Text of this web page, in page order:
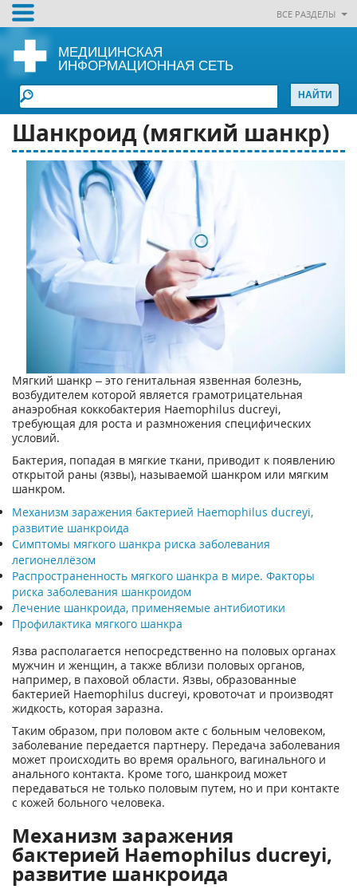
ВСЕ РАЗДЕЛЫ
МЕДИЦИНСКАЯ
ИНФОРМАЦИОННАЯ СЕТЬ
Шанкроид (мягкий шанкр)
Мягкий шанкр – это генитальная язвенная болезнь,
возбудителем которой является грамотрицательная
анаэробная коккобактерия Haemophilus ducreyi,
требующая для роста и размножения специфических
условий.
Бактерия, попадая в мягкие ткани, приводит к появлению
открытой раны (язвы), называемой шанкром или мягким
шанкром.
Механизм заражения бактерией Haemophilus ducreyi,
развитие шанкроида
Симптомы мягкого шанкра риска заболевания
легионеллёзом
Распространенность мягкого шанкра в мире. Факторы
риска заболевания шанкроидом
Лечение шанкроида, применяемые антибиотики
Профилактика мягкого шанкра
Язва располагается непосредственно на половых органах
мужчин и женщин, а также вблизи половых органов,
например, в паховой области. Язвы, образованные
бактерией Haemophilus ducreyi, кровоточат и производят
жидкость, которая заразна.
Таким образом, при половом акте с больным человеком,
заболевание передается партнеру. Передача заболевания
может происходить во время орального, вагинального и
анального контакта. Кроме того, шанкроид может
передаваться не только половым путем, но и при контакте
с кожей больного человека.
Механизм заражения
бактерией Haemophilus ducreyi,
развитие шанкроида